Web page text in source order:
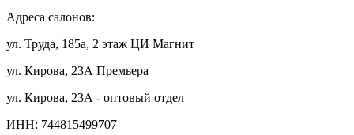
Адреса салонов:
ул. Труда, 185а, 2 этаж ЦИ Магнит
ул. Кирова, 23А Премьера
ул. Кирова, 23А - оптовый отдел
ИНН: 744815499707